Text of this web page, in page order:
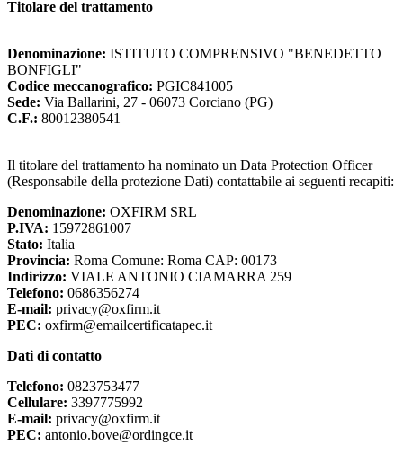
Titolare del trattamento
Denominazione: ISTITUTO COMPRENSIVO "BENEDETTO
BONFIGLI"
Codice meccanografico: PGIC841005
Sede: Via Ballarini, 27 - 06073 Corciano (PG)
C.F.: 80012380541
Il titolare del trattamento ha nominato un Data Protection Officer
(Responsabile della protezione Dati) contattabile ai seguenti recapiti:
Denominazione: OXFIRM SRL
P.IVA: 15972861007
Stato: Italia
Provincia: Roma Comune: Roma CAP: 00173
Indirizzo: VIALE ANTONIO CIAMARRA 259
Telefono: 0686356274
E-mail: privacy@oxfirm.it
PEC: oxfirm@emailcertificatapec.it
Dati di contatto
Telefono: 0823753477
Cellulare: 3397775992
E-mail: privacy@oxfirm.it
PEC: antonio.bove@ordingce.it